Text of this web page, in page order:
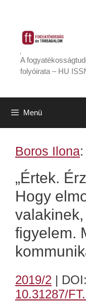
tartalomba
A
folyóirata – HU
Menü
Boros Ilona:
„Értek.
Hogy
figyelem.
2019/2 | DOI:
10.31287/